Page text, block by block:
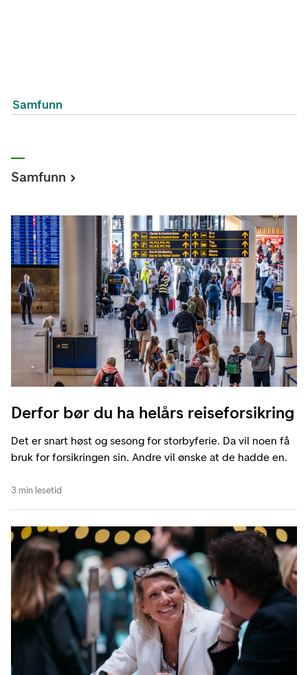
Samfunn
Samfunn
Derfor bør du ha helårs reiseforsikring
Det er snart høst og sesong for storbyferie. Da vil noen få
bruk for forsikringen sin. Andre vil ønske at de hadde en.
3 min lesetid